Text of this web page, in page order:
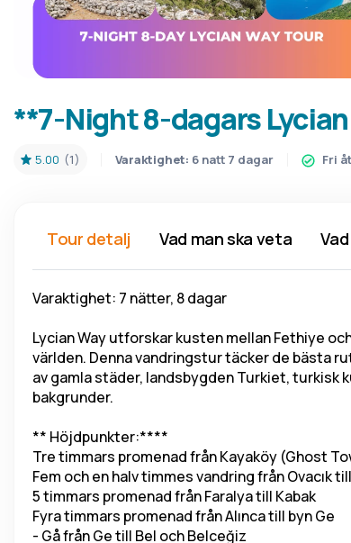
**7-Night 8-dagars
5.00 (1) Varaktighet: 6 natt 7 dagar Fri
Tour detalj Vad man ska veta
Varaktighet: 7 nätter, 8 dagar
Lycian Way utforskar kusten mellan Fethiye
världen. Denna vandringstur täcker de bästa
av gamla städer, landsbygden Turkiet,
bakgrunder.
** Höjdpunkter:****
Tre timmars promenad från Kayaköy (Ghost
Fem och en halv timmes vandring från Ovacık
5 timmars promenad från Faralya till Kabak
Fyra timmars promenad från Alınca till byn Ge
- Gå från Ge till Bel och Belceğiz